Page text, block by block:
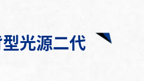
光源二代